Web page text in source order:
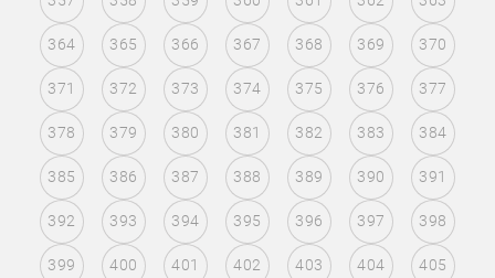
364 365 366 367 368 369 370
371 372 373 374 375 376 377
378 379 380 381 382 383 384
385 386 387 388 389 390 391
392 393 394 395 396 397 398
399 400 401 402 403 404 405